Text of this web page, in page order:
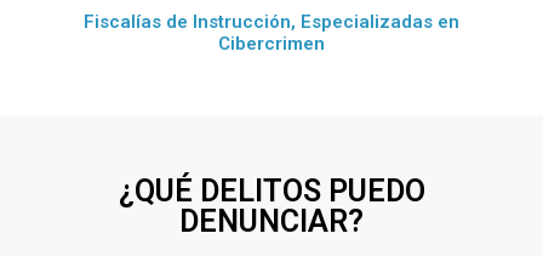
Fiscalías de Instrucción, Especializadas en
Cibercrimen
¿QUÉ DELITOS PUEDO
DENUNCIAR?